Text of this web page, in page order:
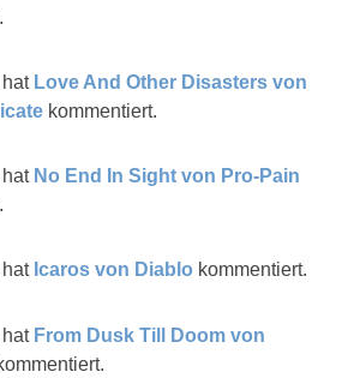
hat Love And Other Disasters von
kommentiert.
hat No End In Sight von Pro-Pain
hat Icaros von Diablo kommentiert.
hat From Dusk Till Doom von